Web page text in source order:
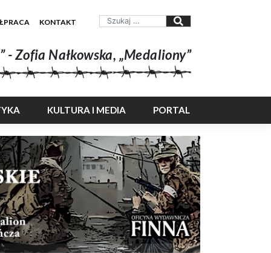
KONTAKT
Zofia Nałkowska, „Medaliony”
KULTURA I MEDIA PORTAL